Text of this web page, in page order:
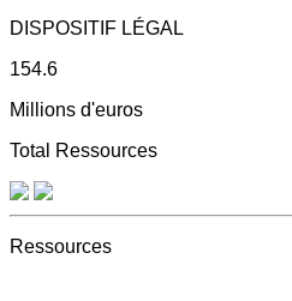
DISPOSITIF LÉGAL
154.6
Millions d'euros
Total Ressources
Ressources